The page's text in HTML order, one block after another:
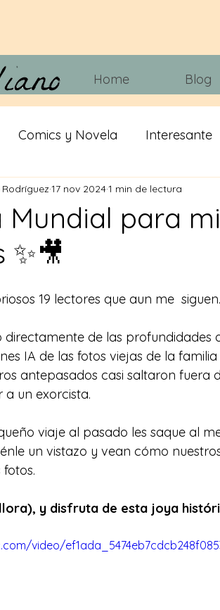
Home Blog
Comics y Novela Interesante
tripas Juegos Tecnología
Mundial para
17 nov 20241 min de lectura
19 lectores que aun me  siguen.
de las profundidades
IA de las fotos viejas de la
antepasados casi saltaron fuera
un exorcista.
viaje al pasado les saque al
un vistazo y vean cómo
y disfruta de esta joya
video/